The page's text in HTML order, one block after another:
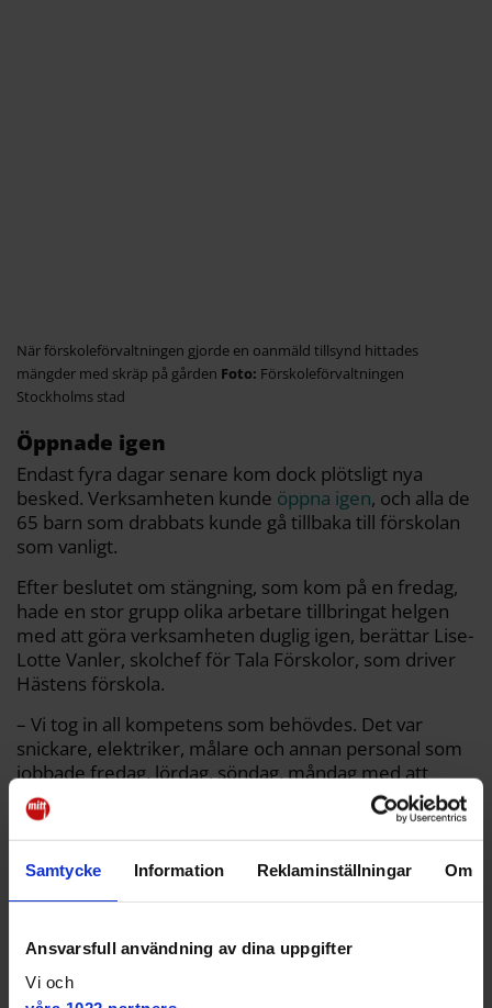
Samtycke Information Reklaminställningar Om
Ansvarsfull användning av dina uppgifter
Vi och
När förskoleförvaltningen gjorde en oanmäld tillsynd hittades
mängder med skräp på gården
Förskoleförvaltningen
Stockholms stad
Öppnade igen
Endast fyra dagar senare kom dock plötsligt nya
besked. Verksamheten kunde öppna igen, och alla de
65 barn som drabbats kunde gå tillbaka till förskolan
som vanligt.
Efter beslutet om stängning, som kom på en fredag,
hade en stor grupp olika arbetare tillbringat helgen
med att göra verksamheten duglig igen, berättar Lise-
Lotte Vanler, skolchef för Tala Förskolor, som driver
Hästens förskola.
– Vi tog in all kompetens som behövdes. Det var
snickare, elektriker, målare och annan personal som
jobbade fredag, lördag, söndag, måndag med att
åtgärda bristerna som påvisats. Efter det ringde vi upp
förskoleförvaltningen, som gjorde en ny kontroll,
säger hon.
Efter återbesöket kunde förskoleförvaltningen
konstatera att alla akuta brister var åtgärdade, vilket
lag måste hävas.
– Vi är trygga i att miljön är säker för barnen nu.